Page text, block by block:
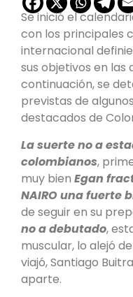
Se inició el
con los principales
internacional
sus objetivos en las
continuación, se
previstas de
destacados de
La suerte no a
colombianos,
muy bien Egan
NAIRO una fuerte
de seguir en su
no a debutado,
muscular, lo alejó
viajó, Santiago
aparte.